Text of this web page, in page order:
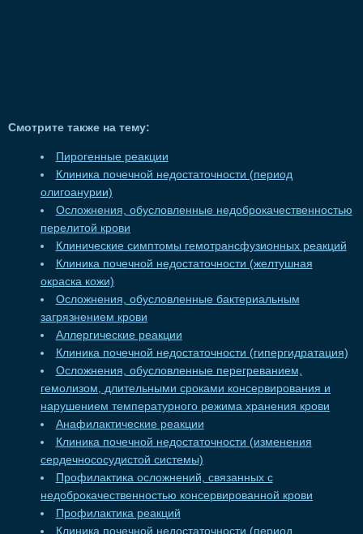
Смотрите также на тему:
Пирогенные реакции
Клиника почечной недостаточности (период
олигоанурии)
Осложнения, обусловленные недоброкачественностью
перелитой крови
Клинические симптомы гемотрансфузионных реакций
Клиника почечной недостаточности (желтушная
окраска кожи)
Осложнения, обусловленные бактериальным
загрязнением крови
Аллергические реакции
Клиника почечной недостаточности (гипергидратация)
Осложнения, обусловленные перегреванием,
гемолизом, длительными сроками консервирования и
нарушением температурного режима хранения крови
Анафилактические реакции
Клиника почечной недостаточности (изменения
сердечнососудистой системы)
Профилактика осложнений, связанных с
недоброкачественностью консервированной крови
Профилактика реакций
Клиника почечной недостаточности (период